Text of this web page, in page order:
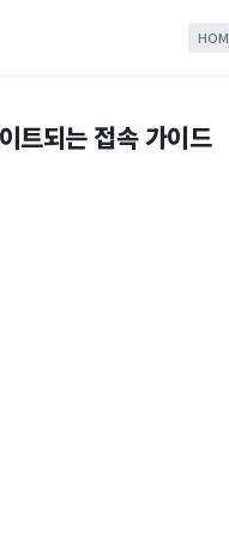
트되는 접속 가이드